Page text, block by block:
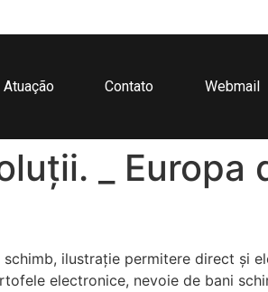
Atuação Contato Webmail
_ Europa
ilustrație permitere direct și
electronice, nevoie de bani